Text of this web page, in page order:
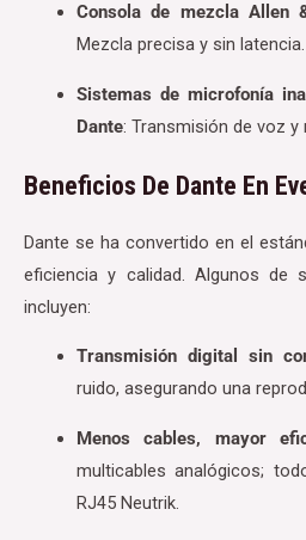
Consola de mezcla Allen
Mezcla precisa y sin latencia.
Sistemas de microfonía
Dante: Transmisión de voz
Beneficios De Dante En
Dante se ha convertido en el
eficiencia y calidad. Algunos de
incluyen:
Transmisión digital sin
ruido, asegurando una
Menos cables, mayor
multicables analógicos;
RJ45 Neutrik.